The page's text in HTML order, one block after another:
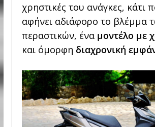
χρηστικές του ανάγκες, κάτι
αφήνει αδιάφορο το βλέμμα
περαστικών, ένα μοντέλο με
και όμορφη διαχρονική